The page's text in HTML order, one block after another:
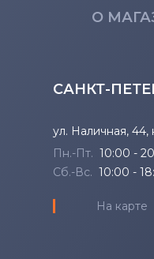
О
САНКТ-
ул. Наличная, 44,
Пн.-Пт. 10:00 -
Сб.-Вс. 10:00 -
На карте